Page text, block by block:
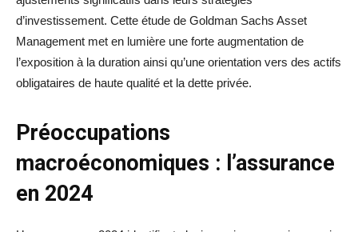
d’investissement. Cette étude de Goldman Sachs Asset
Management met en lumière une forte augmentation de
l’exposition à la duration ainsi qu’une orientation vers des actifs
obligataires de haute qualité et la dette privée.
Préoccupations
macroéconomiques : l’assurance
en 2024